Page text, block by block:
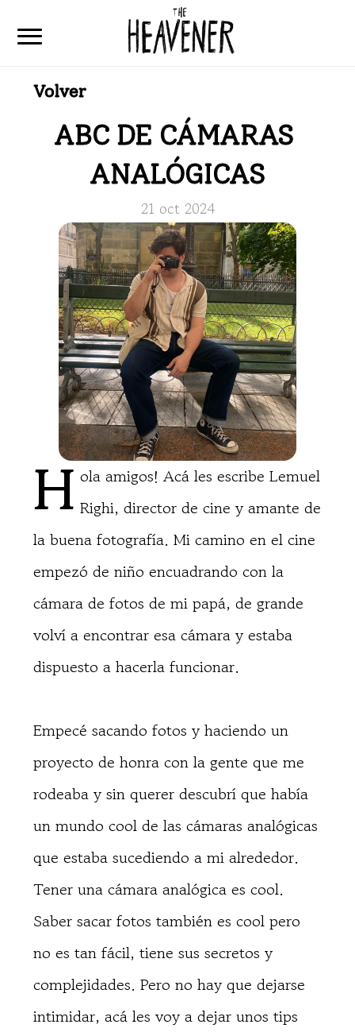
Articulos
Que es The Heavener
Contacto
Volver
ABC DE CÁMARAS
ANALÓGICAS
21 oct 2024
H ola amigos! Acá les escribe Lemuel
Righi, director de cine y amante de
la buena fotografía. Mi camino en el cine
empezó de niño encuadrando con la
cámara de fotos de mi papá, de grande
volví a encontrar esa cámara y estaba
dispuesto a hacerla funcionar.
Empecé sacando fotos y haciendo un
proyecto de honra con la gente que me
rodeaba y sin querer descubrí que había
un mundo cool de las cámaras analógicas
que estaba sucediendo a mi alrededor.
Tener una cámara analógica es cool.
Saber sacar fotos también es cool pero
no es tan fácil, tiene sus secretos y
complejidades. Pero no hay que dejarse
intimidar, acá les voy a dejar unos tips